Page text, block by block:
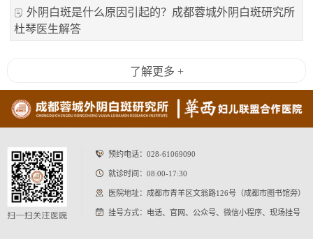
外阴白斑是什么原因引起的？成都蓉城外阴白斑研究所
杜琴医生解答
了解更多 +
预约电话： 028-61069090
就诊时间：08:00-17:30
医院地址：成都市青羊区文翁路126号（成都市图书馆旁）
挂号方式：电话、官网、公众号、微信小程序、现场挂号